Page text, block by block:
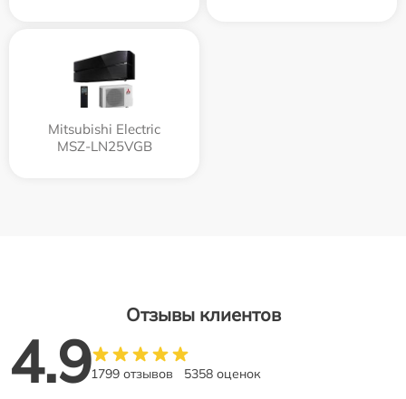
Mitsubishi Electric
MSZ-LN25VGB
Отзывы клиентов
4.91799 отзывов 5358 оценок